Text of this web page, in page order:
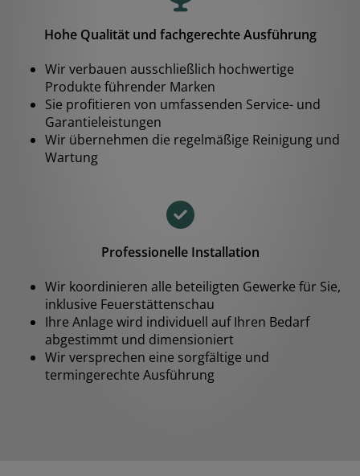
Hohe Qualität und fachgerechte Ausführung
Wir verbauen ausschließlich hochwertige
Produkte führender Marken
Sie profitieren von umfassenden Service- und
Garantieleistungen
Wir übernehmen die regelmäßige Reinigung und
Wartung
Professionelle Installation
Wir koordinieren alle beteiligten Gewerke für Sie,
inklusive Feuerstättenschau
Ihre Anlage wird individuell auf Ihren Bedarf
abgestimmt und dimensioniert
Wir versprechen eine sorgfältige und
termingerechte Ausführung